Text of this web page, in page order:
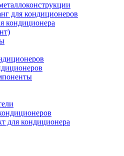
для кондиционеров
кондиционера
для кондиционера